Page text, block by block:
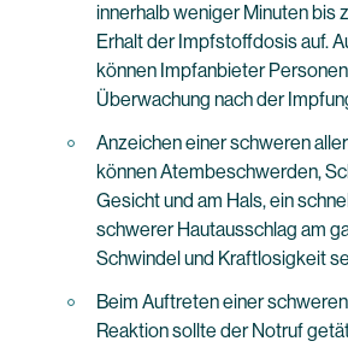
innerhalb weniger Minuten bis
Erhalt der Impfstoffdosis auf.
können Impfanbieter
Überwachung nach der
Anzeichen einer schweren
können Atembeschwerden,
Gesicht und am Hals, ein
schwerer Hautausschlag am
Schwindel und Kraftlosigkeit
Beim Auftreten einer
Reaktion sollte der Notruf